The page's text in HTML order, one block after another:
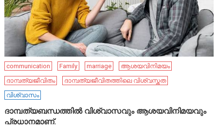
communication Family marriage
ആശയവിനിമയം
ദാമ്പത്യജീവിതം
ദാമ്പത്യജീവിതത്തിലെ വിശ്വസ്തത
വിശ്വാസം
ദാമ്പത്യബന്ധത്തിൽ വിശ്വാസവും ആശയവിനിമയവും
പ്രധാനമാണ്.